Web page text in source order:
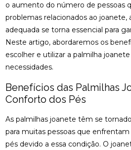
o aumento do número de pessoas
problemas relacionados ao joanete,
adequada se torna essencial para
Neste artigo, abordaremos os
escolher e utilizar a palmilha joanete
necessidades.
Benefícios das Palmilhas
Conforto dos Pés
As palmilhas joanete têm se
para muitas pessoas que
pés devido a essa condição. O
CIÁTICO
ACUPUNTURA PARA ALIVIAR
ACUPUNTURA PARA COLUNA: COMO ALIVIAR
DORES E PROMOVER A SAÚDE
MELHORA A QUALIDADE DE
DORES COM ESTA
ACUPUNTURA PARA
onde fazer fisioterapia respiratória
osteopatia cervical osteopatia
osteopatia hérnia de disco
palmilha esporão palmilha
palmilha fascite plantar preço
palmilha ortopedica preço
palmilha sob medida preço
quiropraxia RJ quiropraxia cervical